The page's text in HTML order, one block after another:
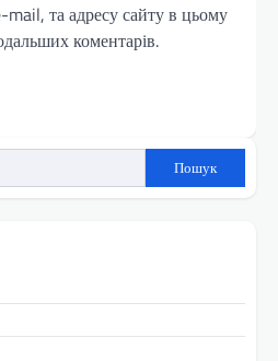
mail, та адресу сайту в цьому
коментарів.
Пошук